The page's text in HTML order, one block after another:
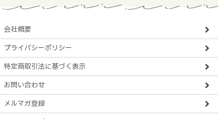
会社概要
プライバシーポリシー
特定商取引法に基づく表示
お問い合わせ
メルマガ登録